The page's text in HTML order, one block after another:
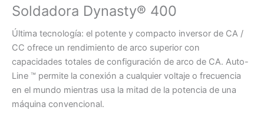
Soldadora Dynasty® 400
Última tecnología: el potente y compacto inversor de CA /
CC ofrece un rendimiento de arco superior con
capacidades totales de configuración de arco de CA. Auto-
Line ™ permite la conexión a cualquier voltaje o frecuencia
en el mundo mientras usa la mitad de la potencia de una
máquina convencional.